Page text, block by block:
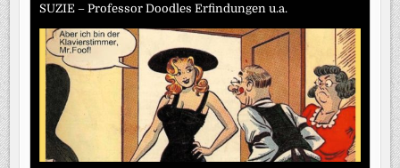
SUZIE – Professor Doodles Erfindungen u.a.